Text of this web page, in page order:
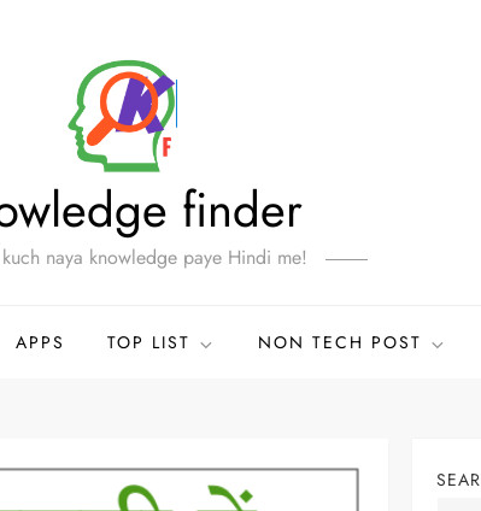
finder
naya knowledge paye Hindi me!
APPS TOP LIST NON TECH POST